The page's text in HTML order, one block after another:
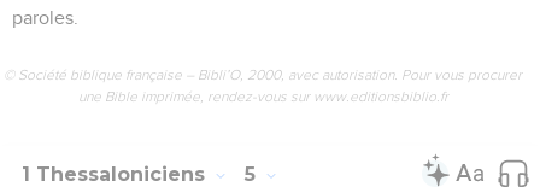
paroles.
© Société biblique française – Bibli’O, 2000, avec autorisation. Pour vous procurer
une Bible imprimée, rendez-vous sur www.editionsbiblio.fr
1 Thessaloniciens 5